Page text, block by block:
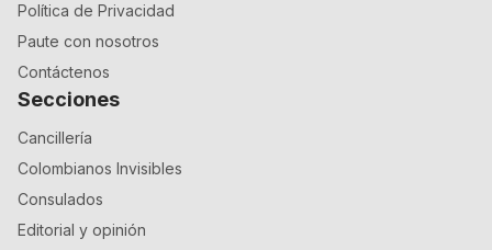
Política de Privacidad
Paute con nosotros
Contáctenos
Secciones
Cancillería
Colombianos Invisibles
Consulados
Editorial y opinión